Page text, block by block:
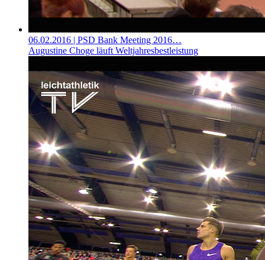
06.02.2016 | PSD Bank Meeting 2016…
Augustine Choge läuft Weltjahresbestleistung